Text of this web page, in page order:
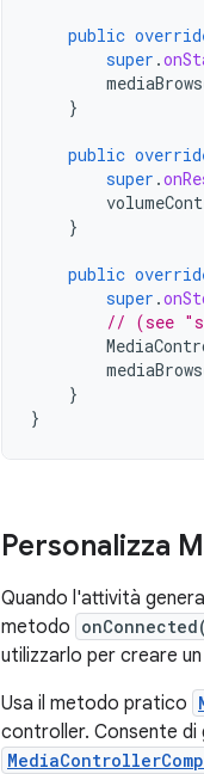
public
super .
}
public
super .
}
public
super .
// (see
}
}
Personalizza
Quando l'attività
metodo
utilizzarlo per creare
Usa il metodo pratico
controller. Consente di